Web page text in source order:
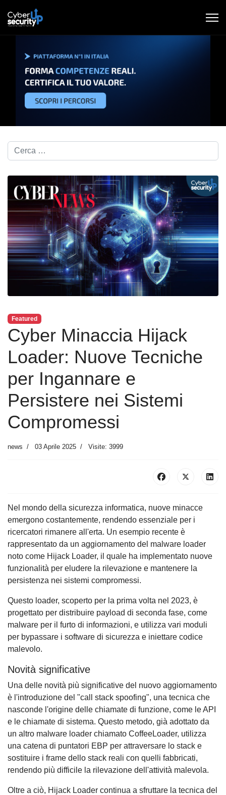
Cerca nel blog...
Featured
Cyber Minaccia Hijack
Loader: Nuove Tecniche
per Ingannare e
Persistere nei Sistemi
Compromessi
news 03 Aprile 2025 Visite: 3999
Nel mondo della sicurezza informatica, nuove minacce
emergono costantemente, rendendo essenziale per i
ricercatori rimanere all'erta. Un esempio recente è
rappresentato da un aggiornamento del malware loader
noto come Hijack Loader, il quale ha implementato nuove
funzionalità per eludere la rilevazione e mantenere la
persistenza nei sistemi compromessi.
Questo loader, scoperto per la prima volta nel 2023, è
progettato per distribuire payload di seconda fase, come
malware per il furto di informazioni, e utilizza vari moduli
per bypassare i software di sicurezza e iniettare codice
malevolo.
Novità significative
Una delle novità più significative del nuovo aggiornamento
è l'introduzione del "call stack spoofing", una tecnica che
nasconde l'origine delle chiamate di funzione, come le API
e le chiamate di sistema. Questo metodo, già adottato da
un altro malware loader chiamato CoffeeLoader, utilizza
una catena di puntatori EBP per attraversare lo stack e
sostituire i frame dello stack reali con quelli fabbricati,
rendendo più difficile la rilevazione dell'attività malevola.
Oltre a ciò, Hijack Loader continua a sfruttare la tecnica del